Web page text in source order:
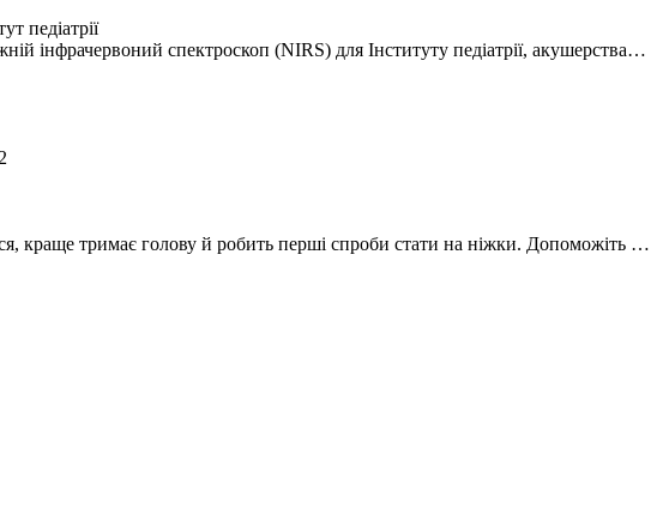
педіатрії
інфрачервоний спектроскоп (NIRS) для Інституту педіатрії, акушерства…
краще тримає голову й робить перші спроби стати на ніжки. Допоможіть …